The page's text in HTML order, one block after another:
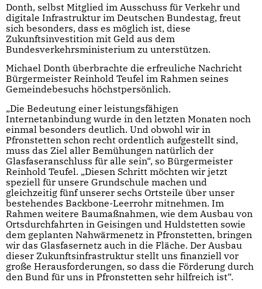
Donth, selbst Mitglied im Ausschuss für Verkehr und
digitale Infrastruktur im Deutschen Bundestag, freut
sich besonders, dass es möglich ist, diese
Zukunftsinvestition mit Geld aus dem
Bundesverkehrsministerium zu unterstützen.
Michael Donth überbrachte die erfreuliche Nachricht
Bürgermeister Reinhold Teufel im Rahmen seines
Gemeindebesuchs höchstpersönlich.
„Die Bedeutung einer leistungsfähigen
Internetanbindung wurde in den letzten Monaten noch
einmal besonders deutlich. Und obwohl wir in
Pfronstetten schon recht ordentlich aufgestellt sind,
muss das Ziel aller Bemühungen natürlich der
Glasfaseranschluss für alle sein“, so Bürgermeister
Reinhold Teufel. „Diesen Schritt möchten wir jetzt
speziell für unsere Grundschule machen und
gleichzeitig fünf unserer sechs Ortsteile über unser
bestehendes Backbone-Leerrohr mitnehmen. Im
Rahmen weitere Baumaßnahmen, wie dem Ausbau von
Ortsdurchfahrten in Geisingen und Huldstetten sowie
dem geplanten Nahwärmenetz in Pfronstetten, bringen
wir das Glasfasernetz auch in die Fläche. Der Ausbau
dieser Zukunftsinfrastruktur stellt uns finanziell vor
große Herausforderungen, so dass die Förderung durch
den Bund für uns in Pfronstetten sehr hilfreich ist“.